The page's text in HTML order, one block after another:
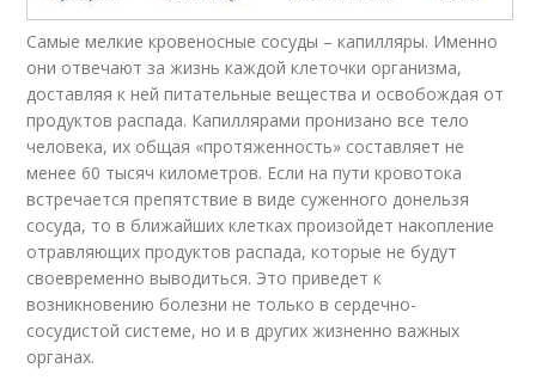
Самые мелкие кровеносные сосуды – капилляры. Именно
они отвечают за жизнь каждой клеточки организма,
доставляя к ней питательные вещества и освобождая от
продуктов распада. Капиллярами пронизано все тело
человека, их общая «протяженность» составляет не
менее 60 тысяч километров. Если на пути кровотока
встречается препятствие в виде суженного донельзя
сосуда, то в ближайших клетках произойдет накопление
отравляющих продуктов распада, которые не будут
своевременно выводиться. Это приведет к
возникновению болезни не только в сердечно-
сосудистой системе, но и в других жизненно важных
органах.